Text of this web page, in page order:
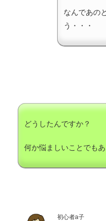
なんであの
う・・・
どうしたんですか？
何か悩ましいことでも
初心者a子